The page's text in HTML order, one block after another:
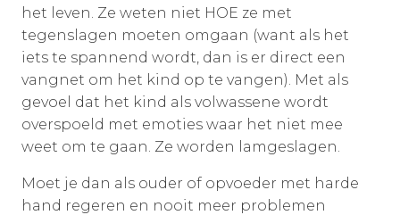
het leven. Ze weten niet HOE ze met
tegenslagen moeten omgaan (want als het
iets te spannend wordt, dan is er direct een
vangnet om het kind op te vangen). Met als
gevoel dat het kind als volwassene wordt
overspoeld met emoties waar het niet mee
weet om te gaan. Ze worden lamgeslagen.
Moet je dan als ouder of opvoeder met harde
hand regeren en nooit meer problemen